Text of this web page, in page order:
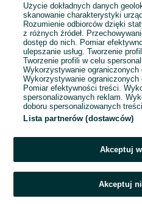
E-mail
Hasło
Użycie dokładnych danych
skanowanie charakterystyki
Rozumienie odbiorców dzięki
z różnych źródeł.
dostęp do nich. Pomiar
ulepszanie usług. Tworzenie
Tworzenie profili w celu
Wykorzystywanie ograniczonych
Wykorzystywanie ograniczonych
Pomiar efektywności treści.
spersonalizowanych reklam.
doboru spersonalizowanych treści.
Lista partnerów (dostawców)
Akceptuj
Akceptuj